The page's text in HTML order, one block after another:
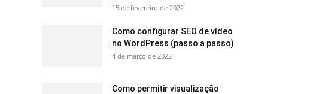
15 de fevereiro de 2022
Como configurar SEO de vídeo
no WordPress (passo a passo)
4 de março de 2022
Como permitir visualização